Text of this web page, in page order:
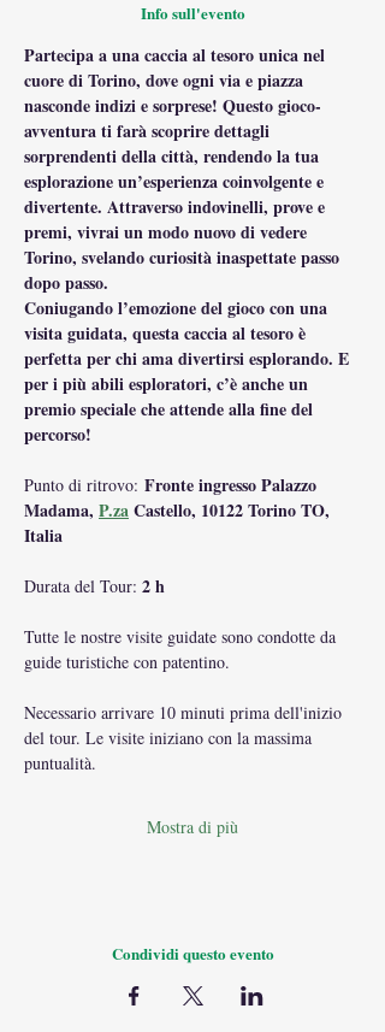
Info sull'evento
Partecipa a una caccia al tesoro unica nel
cuore di Torino, dove ogni via e piazza
nasconde indizi e sorprese! Questo gioco-
avventura ti farà scoprire dettagli
sorprendenti della città, rendendo la tua
esplorazione un’esperienza coinvolgente e
divertente. Attraverso indovinelli, prove e
premi, vivrai un modo nuovo di vedere
Torino, svelando curiosità inaspettate passo
dopo passo.
Coniugando l’emozione del gioco con una
visita guidata, questa caccia al tesoro è
perfetta per chi ama divertirsi esplorando. E
per i più abili esploratori, c’è anche un
premio speciale che attende alla fine del
percorso!
Punto di ritrovo: Fronte ingresso Palazzo
Madama, P.za Castello, 10122 Torino TO,
Italia
Durata del Tour: 2 h
Tutte le nostre visite guidate sono condotte da
guide turistiche con patentino.
Necessario arrivare 10 minuti prima dell'inizio
del tour. Le visite iniziano con la massima
puntualità.
Mostra di più
Condividi questo evento